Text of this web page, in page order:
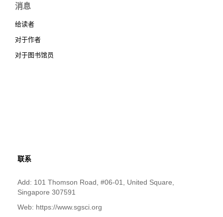
消息
给读者
对于作者
对于图书馆员
联系
Add: 101 Thomson Road, #06-01, United Square,
Singapore 307591
Web: https://www.sgsci.org